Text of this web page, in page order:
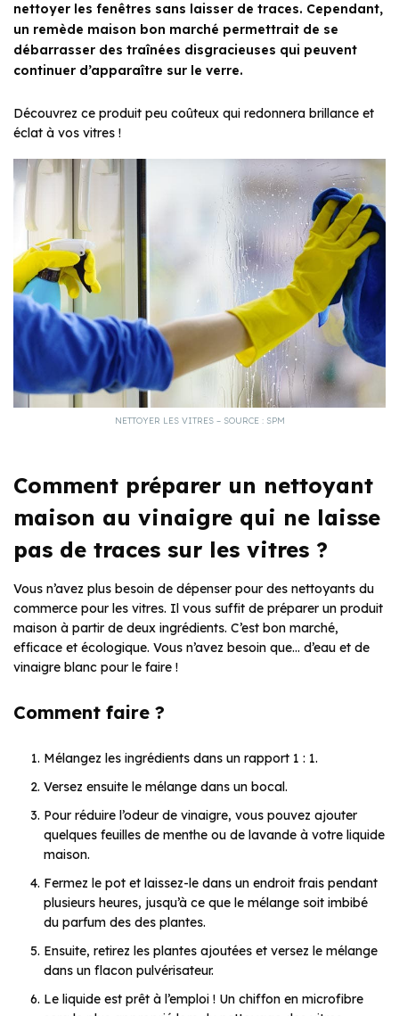
nettoyer les fenêtres sans laisser de traces. Cependant,
un remède maison bon marché permettrait de se
débarrasser des traînées disgracieuses qui peuvent
continuer d’apparaître sur le verre.
Découvrez ce produit peu coûteux qui redonnera brillance et
éclat à vos vitres !
NETTOYER LES VITRES – SOURCE : SPM
Comment préparer un nettoyant
maison au vinaigre qui ne laisse
pas de traces sur les vitres ?
Vous n’avez plus besoin de dépenser pour des nettoyants du
commerce pour les vitres. Il vous suffit de préparer un produit
maison à partir de deux ingrédients. C’est bon marché,
efficace et écologique. Vous n’avez besoin que… d’eau et de
vinaigre blanc pour le faire !
Comment faire ?
Mélangez les ingrédients dans un rapport 1 : 1.
Versez ensuite le mélange dans un bocal.
Pour réduire l’odeur de vinaigre, vous pouvez ajouter
quelques feuilles de menthe ou de lavande à votre liquide
maison.
Fermez le pot et laissez-le dans un endroit frais pendant
plusieurs heures, jusqu’à ce que le mélange soit imbibé
du parfum des des plantes.
Ensuite, retirez les plantes ajoutées et versez le mélange
dans un flacon pulvérisateur.
Le liquide est prêt à l’emploi ! Un chiffon en microfibre